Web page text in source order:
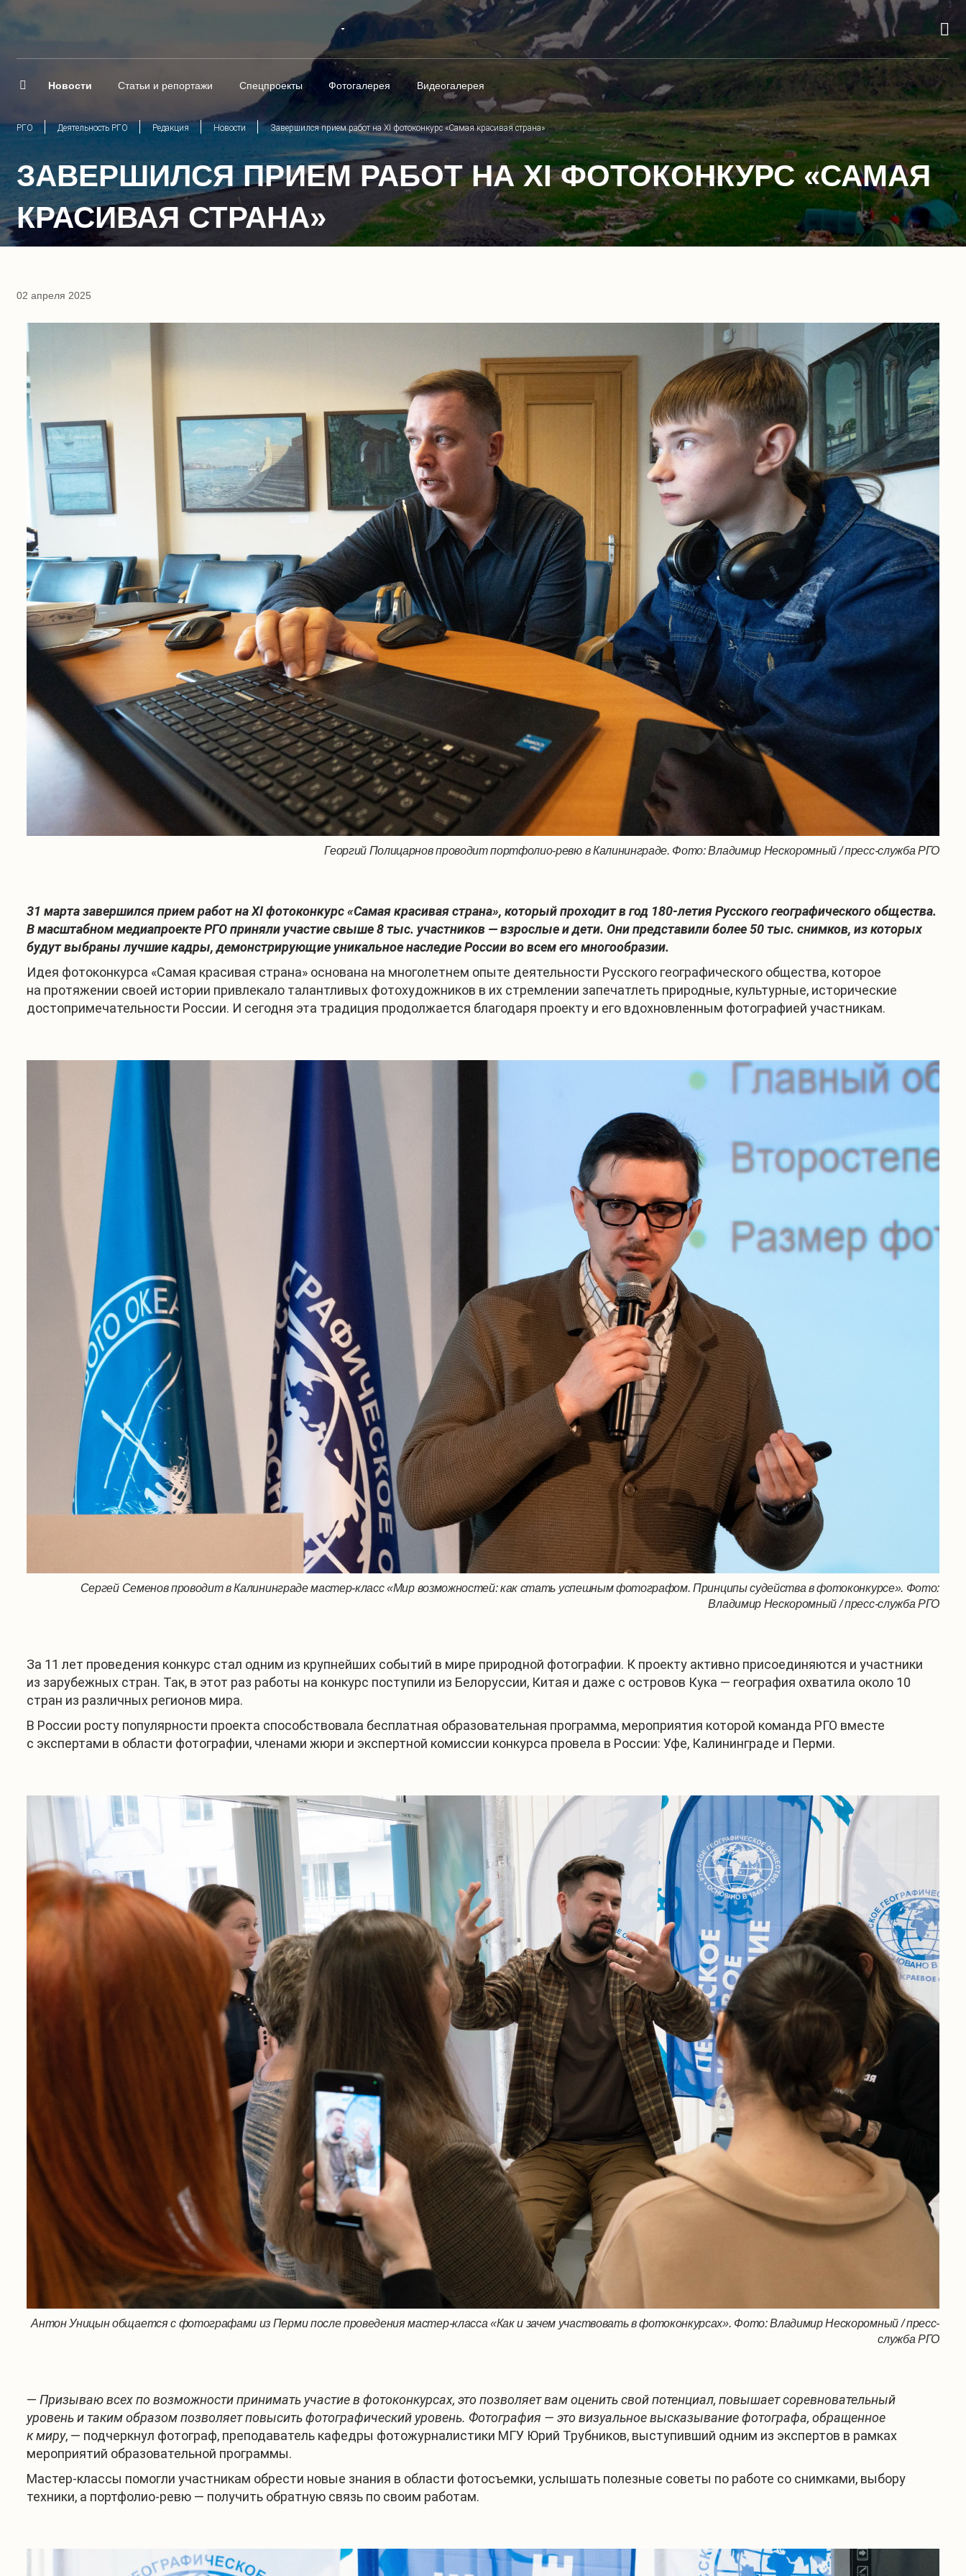
Новости Статьи и репортажи Спецпроекты Фотогалерея Видеогалерея
РГО Деятельность РГО Редакция Новости Завершился прием работ на XI фотоконкурс «Самая красивая страна»
ЗАВЕРШИЛСЯ ПРИЕМ РАБОТ НА XI ФОТОКОНКУРС «САМАЯ
КРАСИВАЯ СТРАНА»
02 апреля 2025
Георгий Полицарнов проводит портфолио-ревю в Калининграде. Фото: Владимир Нескоромный / пресс-служба РГО
31 марта завершился прием работ на XI фотоконкурс «Самая красивая страна», который проходит в год 180-летия Русского географического общества.
В масштабном медиапроекте РГО приняли участие свыше 8 тыс. участников — взрослые и дети. Они представили более 50 тыс. снимков, из которых
будут выбраны лучшие кадры, демонстрирующие уникальное наследие России во всем его многообразии.
Идея фотоконкурса «Самая красивая страна» основана на многолетнем опыте деятельности Русского географического общества, которое
на протяжении своей истории привлекало талантливых фотохудожников в их стремлении запечатлеть природные, культурные, исторические
достопримечательности России. И сегодня эта традиция продолжается благодаря проекту и его вдохновленным фотографией участникам.
Сергей Семенов проводит в Калининграде мастер-класс «Мир возможностей: как стать успешным фотографом. Принципы судейства в фотоконкурсе». Фото:
Владимир Нескоромный / пресс-служба РГО
За 11 лет проведения конкурс стал одним из крупнейших событий в мире природной фотографии. К проекту активно присоединяются и участники
из зарубежных стран. Так, в этот раз работы на конкурс поступили из Белоруссии, Китая и даже с островов Кука — география охватила около 10
стран из различных регионов мира.
В России росту популярности проекта способствовала бесплатная образовательная программа, мероприятия которой команда РГО вместе
с экспертами в области фотографии, членами жюри и экспертной комиссии конкурса провела в России: Уфе, Калининграде и Перми.
Антон Уницын общается с фотографами из Перми после проведения мастер-класса «Как и зачем участвовать в фотоконкурсах». Фото: Владимир Нескоромный / пресс-
служба РГО
— Призываю всех по возможности принимать участие в фотоконкурсах, это позволяет вам оценить свой потенциал, повышает соревновательный
уровень и таким образом позволяет повысить фотографический уровень. Фотография — это визуальное высказывание фотографа, обращенное
к миру, — подчеркнул фотограф, преподаватель кафедры фотожурналистики МГУ Юрий Трубников, выступивший одним из экспертов в рамках
мероприятий образовательной программы.
Мастер-классы помогли участникам обрести новые знания в области фотосъемки, услышать полезные советы по работе со снимками, выбору
техники, а портфолио-ревю — получить обратную связь по своим работам.